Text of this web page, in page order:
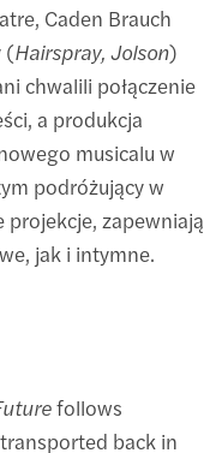
Caden Brauch
(Hairspray, Jolson)
chwalili połączenie
a produkcja
musicalu w
podróżujący w
projekcje, zapewniają
jak i intymne.
follows
back in